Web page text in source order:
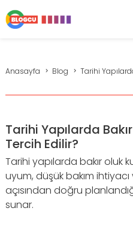
Anasayfa Blog Tarihi
Tarihi Yapılarda
Tercih Edilir?
Tarihi yapılarda bakır oluk
uyum, düşük bakım
açısından doğru
sunar.